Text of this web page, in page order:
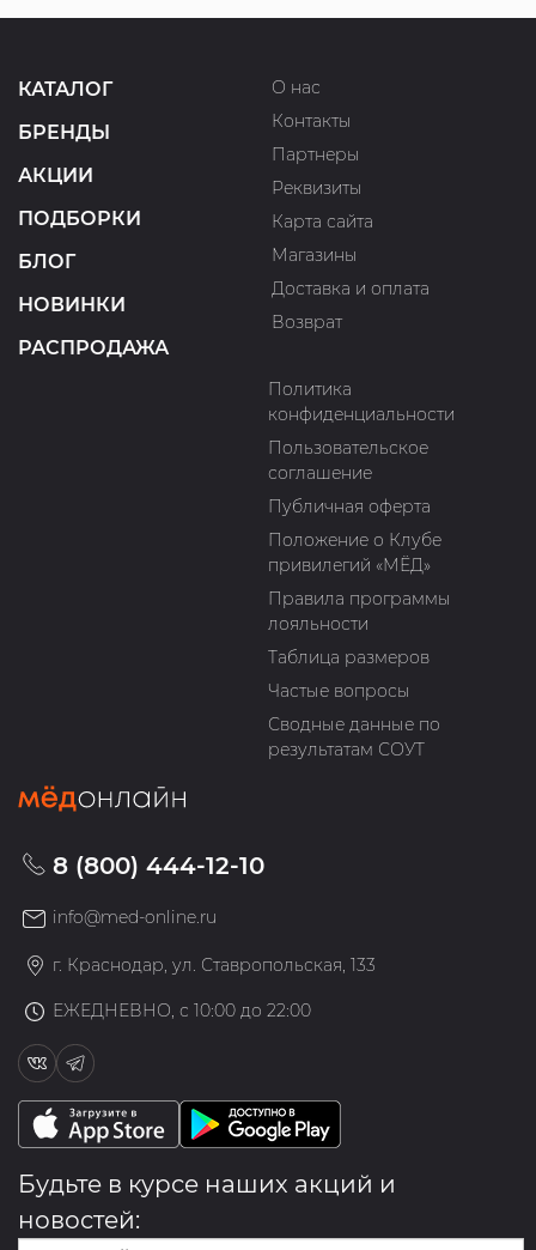
КАТАЛОГ
БРЕНДЫ
АКЦИИ
ПОДБОРКИ
БЛОГ
НОВИНКИ
РАСПРОДАЖА
О нас
Контакты
Партнеры
Реквизиты
Карта сайта
Магазины
Доставка и оплата
Возврат
Политика
конфиденциальности
Пользовательское
соглашение
Публичная оферта
Положение о Клубе
привилегий «МЁД»
Правила программы
лояльности
Таблица размеров
Частые вопросы
Сводные данные по
результатам СОУТ
8 (800) 444-12-10
info@med-online.ru
г. Краснодар, ул. Ставропольская, 133
ЕЖЕДНЕВНО, с 10:00 до 22:00
Будьте в курсе наших акций и
новостей: